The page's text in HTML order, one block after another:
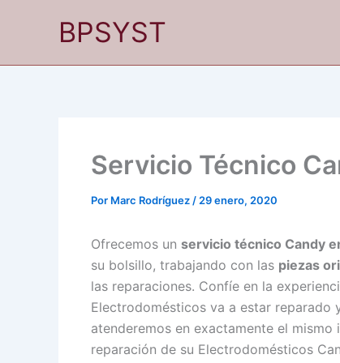
BPSYST
Servicio Técnico
Por Marc Rodríguez / 29 enero, 2020
Ofrecemos un servicio técnico Candy
su bolsillo, trabajando con las piezas
las reparaciones. Confíe en la
Electrodomésticos va a estar reparado
atenderemos en exactamente el
reparación de su Electrodomésticos